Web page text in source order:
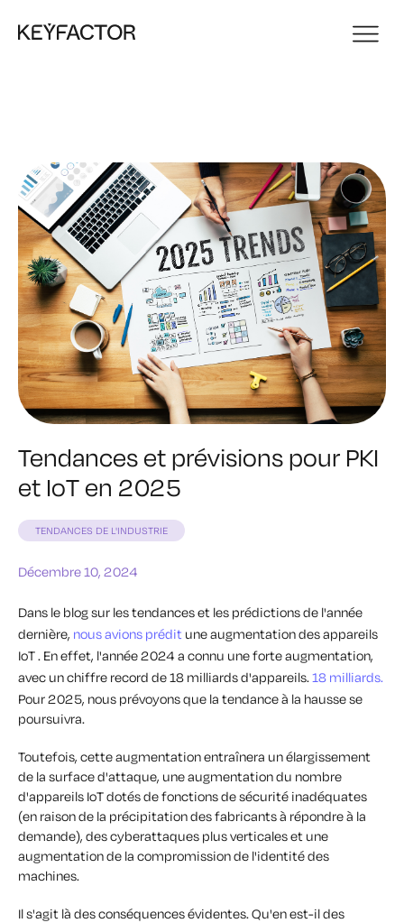
Tendances et prévisions pour PKI
et IoT en 2025
TENDANCES DE L'INDUSTRIE
Décembre 10, 2024
Dans le blog sur les tendances et les prédictions de l'année
dernière, nous avions prédit une augmentation des appareils
IoT . En effet, l'année 2024 a connu une forte augmentation,
avec un chiffre record de 18 milliards d'appareils. 18 milliards.
Pour 2025, nous prévoyons que la tendance à la hausse se
poursuivra.
Toutefois, cette augmentation entraînera un élargissement
de la surface d'attaque, une augmentation du nombre
d'appareils IoT dotés de fonctions de sécurité inadéquates
(en raison de la précipitation des fabricants à répondre à la
demande), des cyberattaques plus verticales et une
augmentation de la compromission de l'identité des
machines.
Il s'agit là des conséquences évidentes. Qu'en est-il des